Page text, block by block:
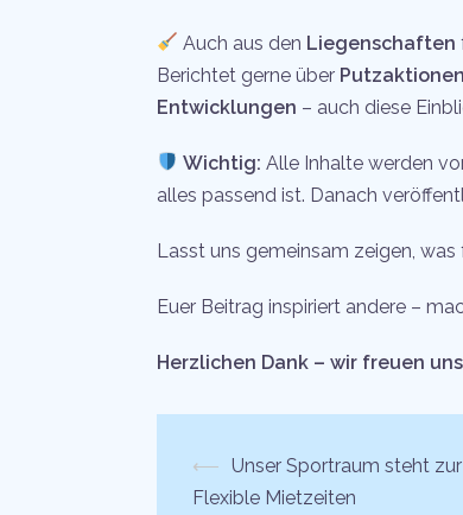
Auch aus den Liegenschaften
Berichtet gerne über
Entwicklungen – auch diese
Wichtig: Alle Inhalte werden
alles passend ist. Danach
Lasst uns gemeinsam zeigen, was
Euer Beitrag inspiriert andere –
Herzlichen Dank – wir freuen
Beitrags-
⟵ Unser Sportraum steht
Flexible Mietzeiten